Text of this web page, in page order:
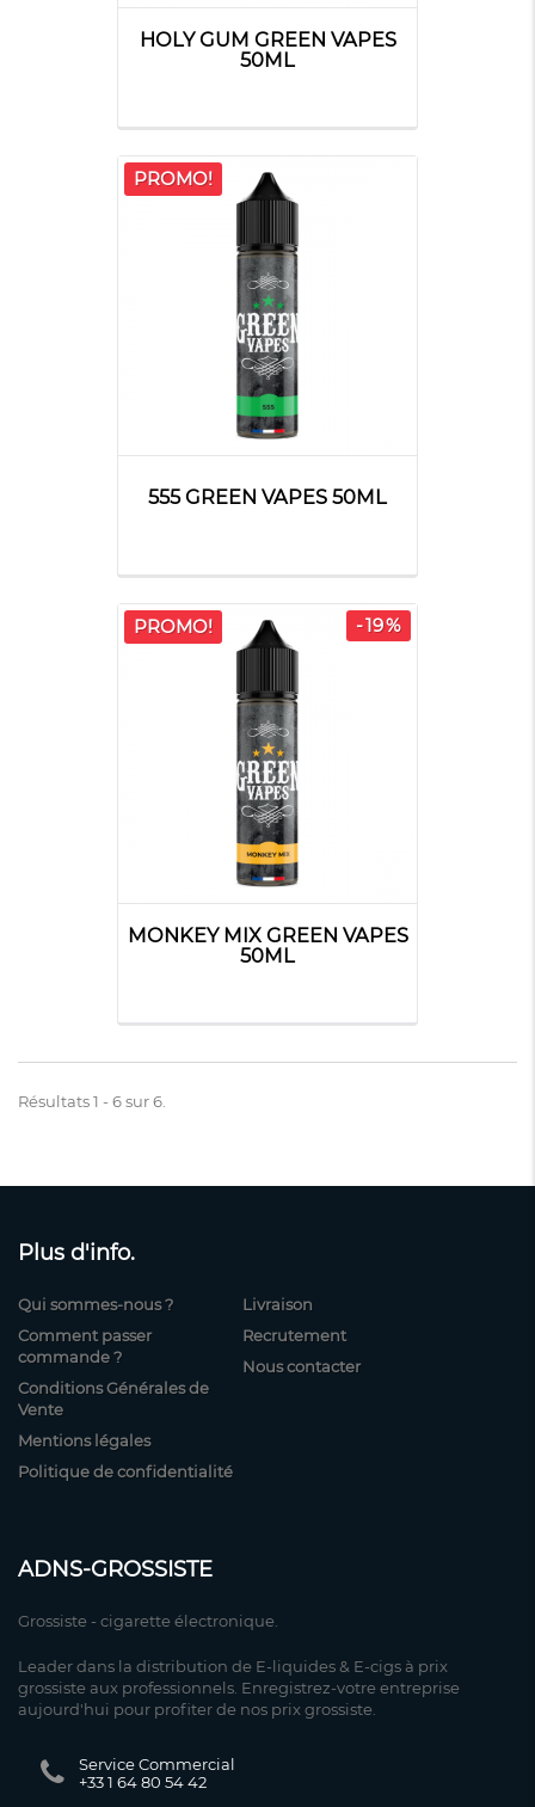
HOLY GUM GREEN VAPES
50ML
PROMO!
555 GREEN VAPES 50ML
PROMO! -19%
MONKEY MIX GREEN VAPES
50ML
Résultats 1 - 6 sur 6.
Plus d'info.
Qui sommes-nous ?
Comment passer
commande ?
Conditions Générales de
Vente
Mentions légales
Politique de confidentialité
Livraison
Recrutement
Nous contacter
ADNS-GROSSISTE
Grossiste - cigarette électronique.
Leader dans la distribution de E-liquides & E-cigs à prix
grossiste aux professionnels. Enregistrez-votre entreprise
aujourd'hui pour profiter de nos prix grossiste.
Service Commercial
+33 1 64 80 54 42